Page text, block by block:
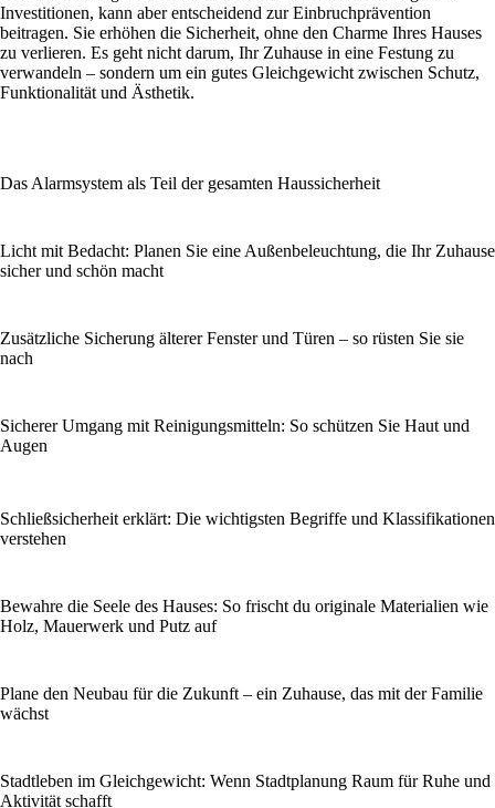
Investitionen, kann aber entscheidend zur Einbruchprävention
beitragen. Sie erhöhen die Sicherheit, ohne den Charme Ihres Hauses
zu verlieren. Es geht nicht darum, Ihr Zuhause in eine Festung zu
verwandeln – sondern um ein gutes Gleichgewicht zwischen Schutz,
Funktionalität und Ästhetik.
Das Alarmsystem als Teil der gesamten Haussicherheit
Licht mit Bedacht: Planen Sie eine Außenbeleuchtung, die Ihr Zuhause
sicher und schön macht
Zusätzliche Sicherung älterer Fenster und Türen – so rüsten Sie sie
nach
Sicherer Umgang mit Reinigungsmitteln: So schützen Sie Haut und
Augen
Schließsicherheit erklärt: Die wichtigsten Begriffe und Klassifikationen
verstehen
Bewahre die Seele des Hauses: So frischt du originale Materialien wie
Holz, Mauerwerk und Putz auf
Plane den Neubau für die Zukunft – ein Zuhause, das mit der Familie
wächst
Stadtleben im Gleichgewicht: Wenn Stadtplanung Raum für Ruhe und
Aktivität schafft